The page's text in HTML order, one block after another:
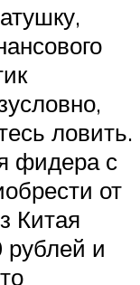
ловить.
фидера с
от
Китая
рублей и